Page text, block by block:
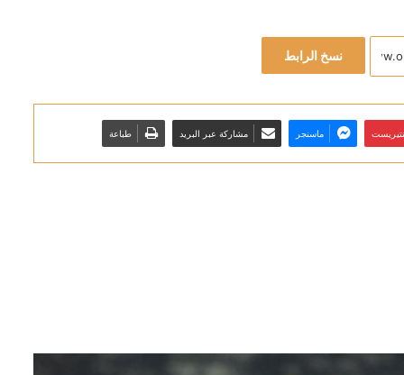
نسخ الرابط
ماسنجر مشاركة عبر البريد طباعة